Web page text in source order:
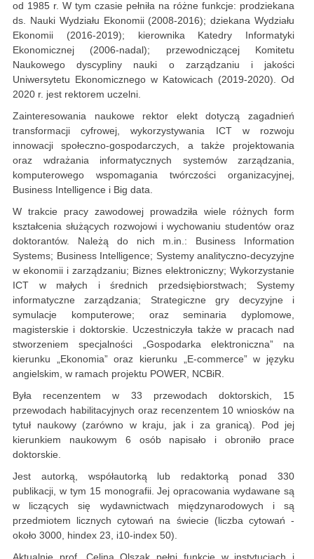
od 1985 r. W tym czasie pełniła na różne funkcje: prodziekana
ds. Nauki Wydziału Ekonomii (2008-2016); dziekana Wydziału
Ekonomii (2016-2019); kierownika Katedry Informatyki
Ekonomicznej (2006-nadal); przewodniczącej Komitetu
Naukowego dyscypliny nauki o zarządzaniu i jakości
Uniwersytetu Ekonomicznego w Katowicach (2019-2020). Od
2020 r. jest rektorem uczelni.
Zainteresowania naukowe rektor elekt dotyczą zagadnień
transformacji cyfrowej, wykorzystywania ICT w rozwoju
innowacji społeczno-gospodarczych, a także projektowania
oraz wdrażania informatycznych systemów zarządzania,
komputerowego wspomagania twórczości organizacyjnej,
Business Intelligence i Big data.
W trakcie pracy zawodowej prowadziła wiele różnych form
kształcenia służących rozwojowi i wychowaniu studentów oraz
doktorantów. Należą do nich m.in.: Business Information
Systems; Business Intelligence; Systemy analityczno-decyzyjne
w ekonomii i zarządzaniu; Biznes elektroniczny; Wykorzystanie
ICT w małych i średnich przedsiębiorstwach; Systemy
informatyczne zarządzania; Strategiczne gry decyzyjne i
symulacje komputerowe; oraz seminaria dyplomowe,
magisterskie i doktorskie. Uczestniczyła także w pracach nad
stworzeniem specjalności „Gospodarka elektroniczna” na
kierunku „Ekonomia” oraz kierunku „E-commerce” w języku
angielskim, w ramach projektu POWER, NCBiR.
Była recenzentem w 33 przewodach doktorskich, 15
przewodach habilitacyjnych oraz recenzentem 10 wniosków na
tytuł naukowy (zarówno w kraju, jak i za granicą). Pod jej
kierunkiem naukowym 6 osób napisało i obroniło prace
doktorskie.
Jest autorką, współautorką lub redaktorką ponad 330
publikacji, w tym 15 monografii. Jej opracowania wydawane są
w liczących się wydawnictwach międzynarodowych i są
przedmiotem licznych cytowań na świecie (liczba cytowań -
około 3000, hindex 23, i10-index 50).